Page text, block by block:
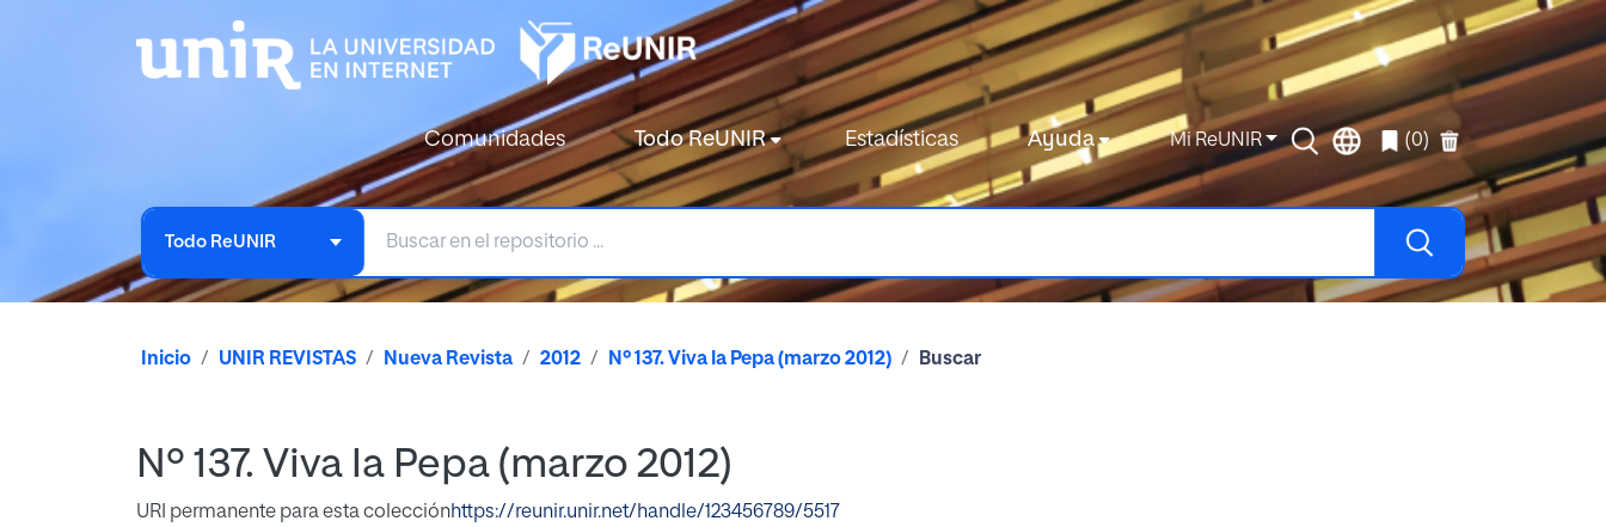
Comunidades Todo ReUNIR Estadísticas Ayuda Mi ReUNIR (0)
Todo ReUNIR
Inicio UNIR REVISTAS Nueva Revista 2012 Nº 137. Viva la Pepa (marzo 2012) Buscar
Nº 137. Viva la Pepa (marzo 2012)
URI permanente para esta colecciónhttps://reunir.unir.net/handle/123456789/5517